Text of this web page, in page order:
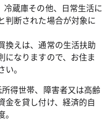
冷蔵庫その他、日常生活に
判断された場合が対象に
換えは、通常の生活扶助
になりますので、お住ま
。
得世帯、障害者又は高齢
金を貸し付け、経済的自